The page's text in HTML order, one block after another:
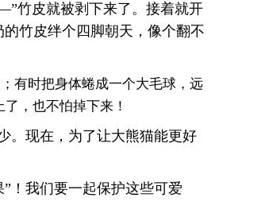
竹皮就被剥下来了。接着就开
竹皮绊个四脚朝天，像个翻不
有时把身体蜷成一个大毛球，远
，也不怕掉下来！
。现在，为了让大熊猫能更好
！我们要一起保护这些可爱